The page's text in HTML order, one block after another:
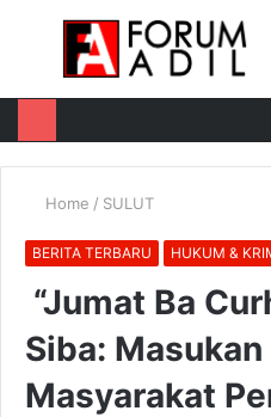
Menu
Home / SULUT
BERITA TERBARU HUKUM &
“Jumat Ba
Siba: Masukan
Masyarakat